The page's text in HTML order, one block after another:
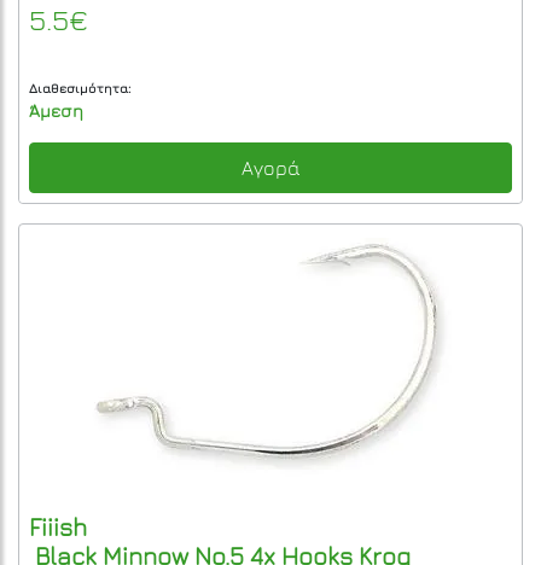
5.5€
Διαθεσιμότητα:
Άμεση
Αγορά
Fiiish
Black Minnow No.5 4x Hooks Krog